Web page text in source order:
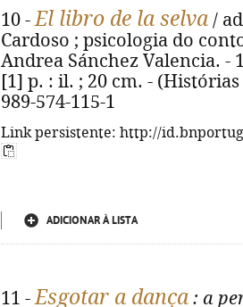
10 -El libro de la selva /
Cardoso ; psicologia do
Andrea Sánchez Valencia. -
[1] p. : il. ; 20 cm. -
989-574-115-1
Link persistente: http://
ADICIONAR À LISTA
11 -Esgotar a dança : a